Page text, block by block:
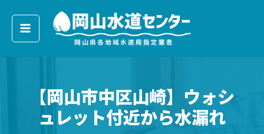
【岡山市中区山崎】ウォシ
ュレット付近から水漏れ
ー
カ
イ